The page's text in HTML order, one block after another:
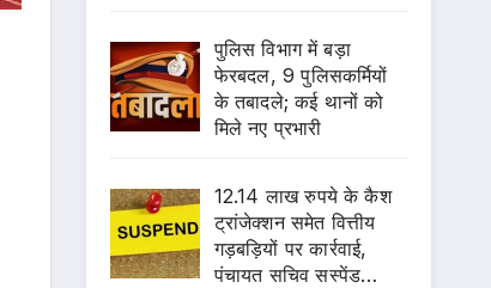
पुलिस विभाग में बड़ा
फेरबदल, 9 पुलिसकर्मियों
के तबादले; कई थानों को
मिले नए प्रभारी
12.14 लाख रुपये के कैश
ट्रांजेक्शन समेत वित्तीय
गड़बड़ियों पर कार्रवाई,
पंचायत सचिव सस्पेंड…